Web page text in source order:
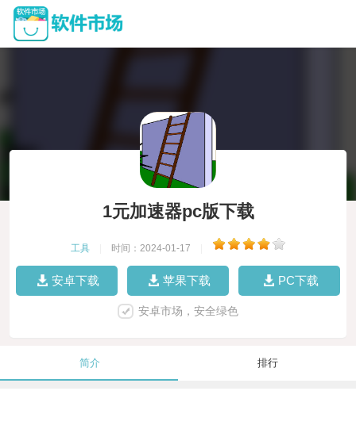
1元加速器pc版下载
工具 时间：2024-01-17
安卓下载 苹果下载 PC下载
安卓市场，安全绿色
简介 排行